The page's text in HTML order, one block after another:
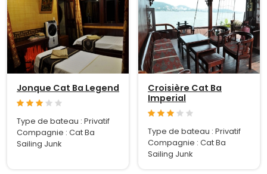
Jonque Cat Ba Legend
Type de bateau : Privatif
Compagnie : Cat Ba
Sailing Junk
Croisière Cat Ba
Imperial
Type de bateau : Privatif
Compagnie : Cat Ba
Sailing Junk